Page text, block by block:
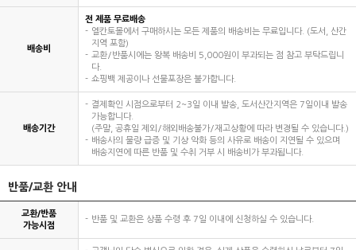
배송비
전 제품 무료배송
엘칸토몰에서 구매하시는 모든 제품의 배송비는 무료입니다. (도서, 산간
지역 포함)
교환/반품시에는 왕복 배송비 5,000원이 부과되는 점 참고 부탁드립니
다.
쇼핑백 제공이나 선물포장은 불가합니다.
배송기간
결제확인 시점으로부터 2~3일 이내 발송, 도서산간지역은 7일이내 발송
가능합니다.
(주말, 공휴일 제외/해외배송불가/재고상황에 따라 변경될 수 있습니다.)
배송사의 물량 급증 및 기상 악화 등의 사유로 배송이 지연될 수 있으며
배송지연에 따른 반품 및 수취 거부 시 배송비가 부과됩니다.
반품/교환 안내
교환/반품
가능시점
반품 및 교환은 상품 수령 후 7일 이내에 신청하실 수 있습니다.